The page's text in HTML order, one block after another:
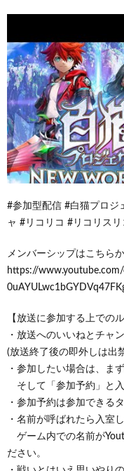
#参加型配信 #白猫プロジ
ャ #リコリコ #リコリス
メンバーシップはこちら
https://
【放送に参加する上でのル
・放送へのいいねとチャ
(放送終了後の即外しは出
・参加したい場合は、ま
そして「参加予約」と
・参加予約は参加できる
・名前が呼ばれたら入室
ゲーム内での名前が
ださい。